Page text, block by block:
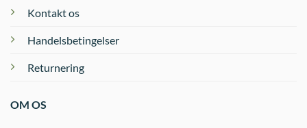
Kontakt os
Handelsbetingelser
Returnering
OM OS